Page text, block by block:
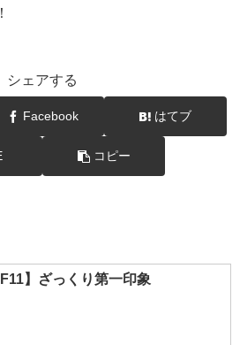
シェアする
Facebook はてブ
コピー
】ざっくり第一印象